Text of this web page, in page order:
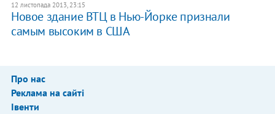
12 листопада 2013, 23:15
Новое здание ВТЦ в Нью-Йорке признали
самым высоким в США
Про нас
Реклама на сайті
Івенти